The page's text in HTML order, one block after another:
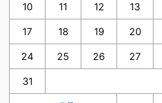
10 11 12 13
17 18 19 20
24 25 26 27
31